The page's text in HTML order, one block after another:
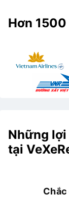
Hơn
Những lợi
tại